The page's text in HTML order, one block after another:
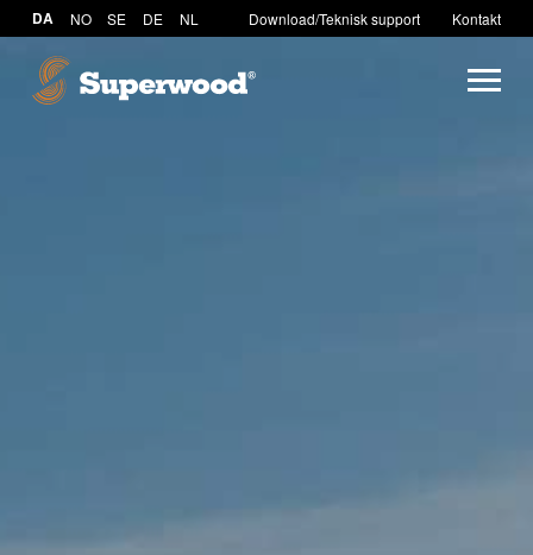
DA NO SE DE NL Download/Teknisk support Kontakt